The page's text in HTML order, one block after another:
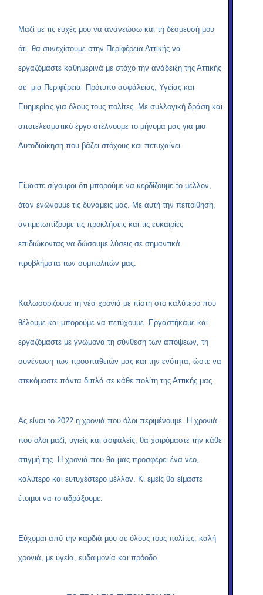
Μαζί με τις ευχές μου να ανανεώσω και τη δέσμευσή μου
ότι θα συνεχίσουμε στην Περιφέρεια Αττικής να
εργαζόμαστε καθημερινά με στόχο την ανάδειξη της Αττικής
σε μια Περιφέρεια- Πρότυπο ασφάλειας, Υγείας και
Ευημερίας για όλους τους πολίτες. Με συλλογική δράση και
αποτελεσματικό έργο στέλνουμε το μήνυμά μας για μια
Αυτοδιοίκηση που βάζει στόχους και πετυχαίνει.
Είμαστε σίγουροι ότι μπορούμε να κερδίζουμε το μέλλον,
όταν ενώνουμε τις δυνάμεις μας. Με αυτή την πεποίθηση,
αντιμετωπίζουμε τις προκλήσεις και τις ευκαιρίες
επιδιώκοντας να δώσουμε λύσεις σε σημαντικά
προβλήματα των συμπολιτών μας.
Καλωσορίζουμε τη νέα χρονιά με πίστη στο καλύτερο που
θέλουμε και μπορούμε να πετύχουμε. Εργαστήκαμε και
εργαζόμαστε με γνώμονα τη σύνθεση των απόψεων, τη
συνένωση των προσπαθειών μας και την ενότητα, ώστε να
στεκόμαστε πάντα διπλά σε κάθε πολίτη της Αττικής μας.
Ας είναι το 2022 η χρονιά που όλοι περιμένουμε. Η χρονιά
που όλοι μαζί, υγιείς και ασφαλείς, θα χαιρόμαστε την κάθε
στιγμή της. Η χρονιά που θα μας προσφέρει ένα νέο,
καλύτερο και ευτυχέστερο μέλλον. Κι εμείς θα είμαστε
έτοιμοι να το αδράξουμε.
Εύχομαι από την καρδιά μου σε όλους τους πολίτες, καλή
χρονιά, με υγεία, ευδαιμονία και πρόοδο.